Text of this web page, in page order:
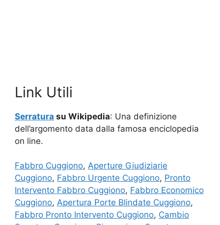
Link Utili
Serratura su Wikipedia: Una definizione
dell’argomento data dalla famosa enciclopedia
on line.
Fabbro Cuggiono, Aperture Giudiziarie
Cuggiono, Fabbro Urgente Cuggiono, Pronto
Intervento Fabbro Cuggiono, Fabbro Economico
Cuggiono, Apertura Porte Blindate Cuggiono,
Fabbro Pronto Intervento Cuggiono, Cambio